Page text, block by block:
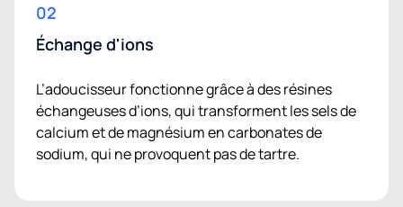
02
Échange d'ions
L’adoucisseur fonctionne grâce à des résines
échangeuses d’ions, qui transforment les sels de
calcium et de magnésium en carbonates de
sodium, qui ne provoquent pas de tartre.